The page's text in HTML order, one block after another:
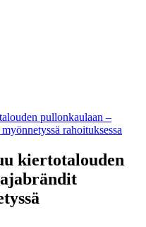
pullonkaulaan –
rahoituksessa
kiertotalouden